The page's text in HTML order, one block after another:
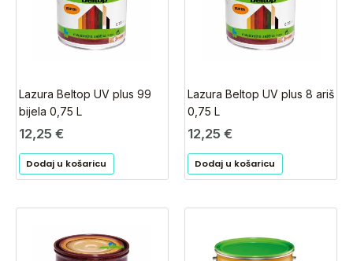
Lazura Beltop UV plus 99
bijela 0,75 L
12,25 €
Dodaj u košaricu
Lazura Beltop UV plus 8 ariš
0,75 L
12,25 €
Dodaj u košaricu